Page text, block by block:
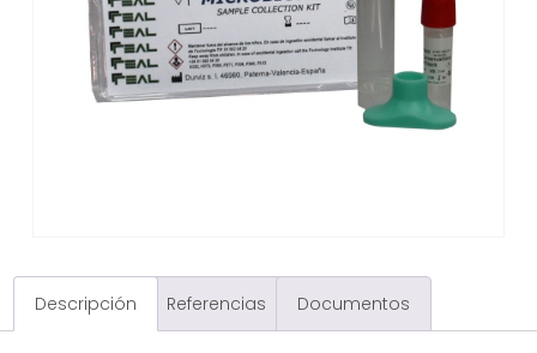
Descripción Referencias Documentos